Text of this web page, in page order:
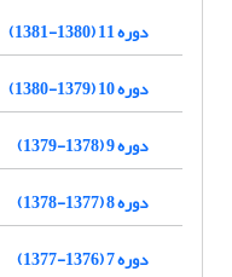
دوره 11 (1380-1381)
دوره 10 (1379-1380)
دوره 9 (1378-1379)
دوره 8 (1377-1378)
دوره 7 (1376-1377)